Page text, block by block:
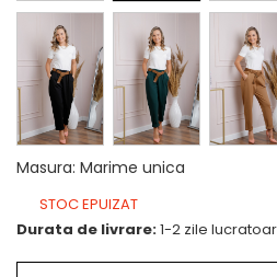
Masura: Marime unica
STOC EPUIZAT
Durata de livrare:1-2 zile